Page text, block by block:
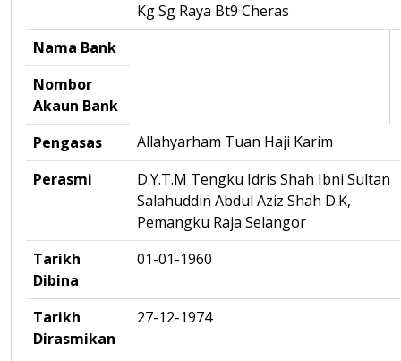
Kg Sg Raya Bt9 Cheras
Nama Bank
Nombor
Akaun Bank
Pengasas
Allahyarham Tuan Haji Karim
Perasmi
D.Y.T.M Tengku Idris Shah Ibni Sultan
Salahuddin Abdul Aziz Shah D.K,
Pemangku Raja Selangor
Tarikh
Dibina
01-01-1960
Tarikh
Dirasmikan
27-12-1974